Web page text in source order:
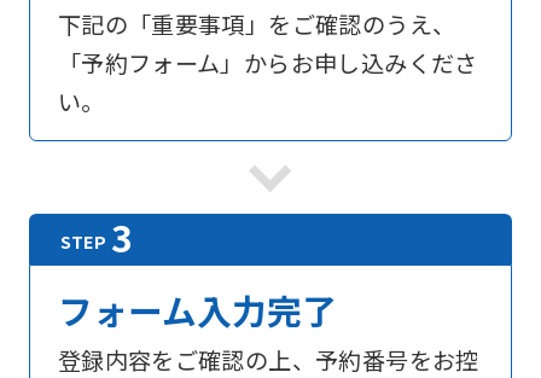
下記の「重要事項」をご確認のうえ、
「予約フォーム」からお申し込みくださ
い。
フォーム入力完了
登録内容をご確認の上、予約番号をお控